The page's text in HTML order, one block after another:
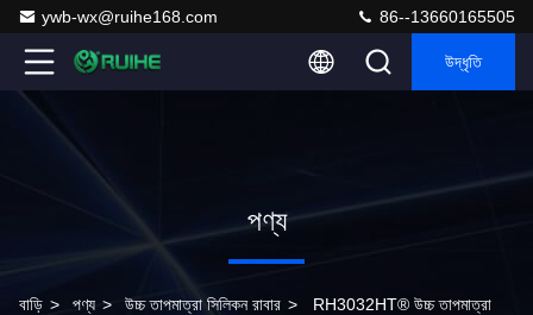
ywb-wx@ruihe168.com 86--13660165505
উদ্ধৃতি
পণ্য
বাড়ি > পণ্য > উচ্চ তাপমাত্রা সিলিকন রাবার > RH3032HT® উচ্চ তাপমাত্রা